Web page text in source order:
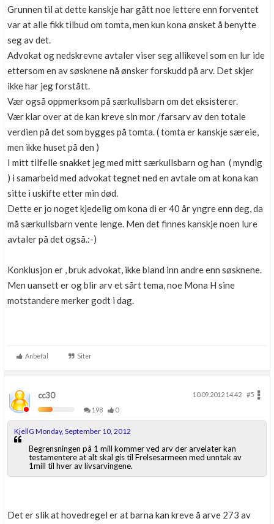
Grunnen til at dette kanskje har gått noe lettere enn forventet
var at alle fikk tilbud om tomta, men kun kona ønsket å benytte
seg av det.
Advokat og nedskrevne avtaler viser seg allikevel som en lur ide
ettersom en av søsknene nå ønsker forskudd på arv. Det skjer
ikke har jeg forstått.
Vær også oppmerksom på særkullsbarn om det eksisterer.
Vær klar over at de kan kreve sin mor /farsarv av den totale
verdien på det som bygges på tomta. ( tomta er kanskje særeie,
men ikke huset på den )
I mitt tilfelle snakket jeg med mitt særkullsbarn og han ( myndig
) i samarbeid med advokat tegnet ned en avtale om at kona kan
sitte i uskifte etter min død.
Dette er jo noget kjedelig om kona di er 40 år yngre enn deg, da
må særkullsbarn vente lenge. Men det finnes kanskje noen lure
avtaler på det også.:-)
Konklusjon er , bruk advokat, ikke bland inn andre enn søsknene.
Men uansett er og blir arv et sårt tema, noe Mona H sine
motstandere merker godt i dag.
Anbefal Siter
cc30 10.09.2012 14.42
#5
198
0
KjellG Monday, September 10, 2012
Begrensningen på 1 mill kommer ved arv der arvelater kan
testamentere at alt skal gis til Frelsesarmeen med unntak av
1mill til hver av livsarvingene.
Det er slik at hovedregel er at barna kan kreve å arve 273 av